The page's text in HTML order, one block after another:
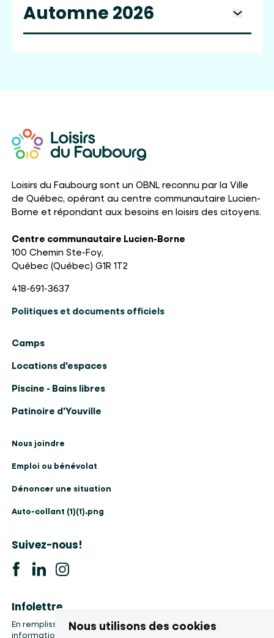
Nous utilisons des cookies
Automne 2026 Ouvrir le
Loisirs du Faubourg sont un OBNL reconnu par la Ville
de Québec, opérant au centre communautaire Lucien-
Borne et répondant aux besoins en loisirs des citoyens.
Centre communautaire Lucien-Borne
100 Chemin Ste-Foy,
Québec (Québec) G1R 1T2
418-691-3637
Politiques et documents officiels
Camps
Locations d'espaces
Piscine - Bains libres
Patinoire d'Youville
Nous joindre
Emploi ou bénévolat
Dénoncer une situation
Auto-collant (1)(1).png
Suivez-nous!
Infolettre
En remplissant le formulaire, vous accepter la collecte de vos
informations, etc.